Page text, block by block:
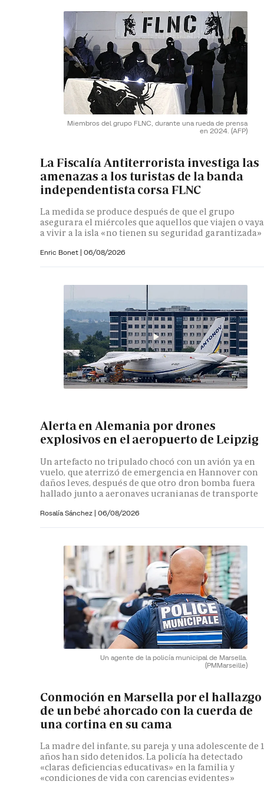
Miembros del grupo FLNC, durante una rueda de prensa
en 2024. (AFP)
La Fiscalía Antiterrorista investiga las
amenazas a los turistas de la banda
independentista corsa FLNC
La medida se produce después de que el grupo
asegurara el miércoles que aquellos que viajen o
a vivir a la isla «no tienen su seguridad garantizada»
Enric Bonet | 06/08/2026
Alerta en Alemania por drones
explosivos en el aeropuerto de Leipzig
Un artefacto no tripulado chocó con un avión ya en
vuelo, que aterrizó de emergencia en Hannover con
daños leves, después de que otro dron bomba fuera
hallado junto a aeronaves ucranianas de transporte
Rosalía Sánchez | 06/08/2026
Un agente de la policía municipal de Marsella.
(PMMarseille)
Conmoción en Marsella por el hallazgo
de un bebé ahorcado con la cuerda de
una cortina en su cama
La madre del infante, su pareja y una adolescente de
años han sido detenidos. La policía ha detectado
«claras deficiencias educativas» en la familia y
«condiciones de vida con carencias evidentes»